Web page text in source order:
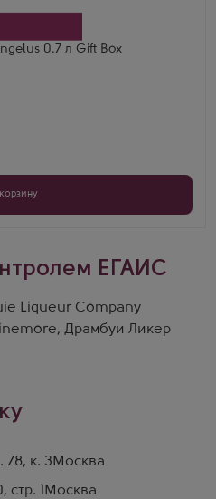
0.7 л Gift Box
ЕГАИС
Liqueur Company
Драмбуи Ликер
к. 3 Москва
1
Москва